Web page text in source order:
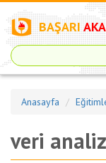
BAŞARI
Anasayfa
veri